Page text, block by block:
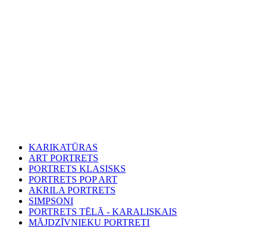
KARIKATŪRAS
ART PORTRETS
PORTRETS KLASISKS
PORTRETS POP ART
AKRILA PORTRETS
SIMPSONI
PORTRETS TĒLĀ - KARALISKAIS
MĀJDZĪVNIEKU PORTRETI